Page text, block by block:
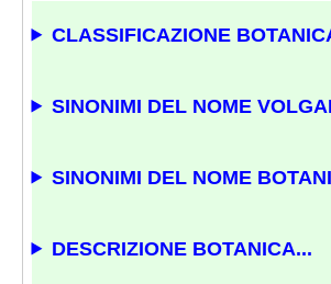
CLASSIFICAZIONE
SINONIMI DEL NOME
SINONIMI DEL NOME
DESCRIZIONE BOTANICA...